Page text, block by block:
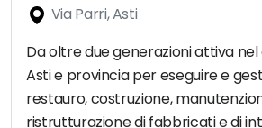
Via Parri, Asti
Da oltre due generazioni attiva
Asti e provincia per eseguire e
restauro, costruzione,
ristrutturazione di fabbricati e di